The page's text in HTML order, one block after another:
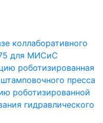
коллаборативного
для МИСиС
роботизированная
пресса
роботизированной
гидравлического